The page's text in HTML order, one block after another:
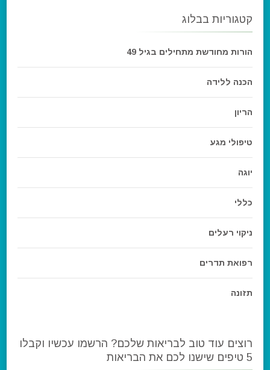
קטגוריות בבלוג
הורות מחודשת מתחילים בגיל 49
הכנה ללידה
הריון
טיפולי מגע
יוגה
כללי
ניקוי רעלים
רפואת תדרים
תזונה
רוצים עוד טוב לבריאות שלכם? הרשמו עכשיו וקבלו
5 טיפים שישנו לכם את הבריאות